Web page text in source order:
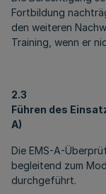
Fortbildung
den weiteren
Training, wenn er
2.3
Führen des
A)
Die EMS-A-
begleitend zum
durchgeführt.